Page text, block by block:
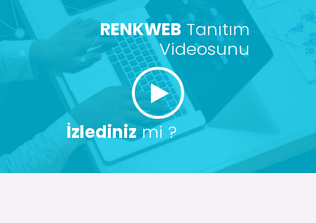
RENKWEBTanıtım
Videosunu
İzledinizmi ?